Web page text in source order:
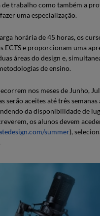
trabalho como também a
uma especialização.
horária de 45 horas, os
ECTS e proporcionam uma
áreas do design e,
de ensino.
nos meses de Junho,
serão aceites até três
da disponibilidade de
os alunos devem
summer),